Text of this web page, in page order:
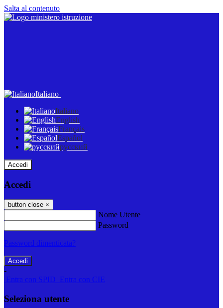
Salta al contenuto
Italiano
Italiano
English
Français
Español
русский
Accedi
Accedi
button close ×
Nome Utente
Password
Password dimenticata?
-
Entra con SPID
Entra con CIE
Seleziona utente